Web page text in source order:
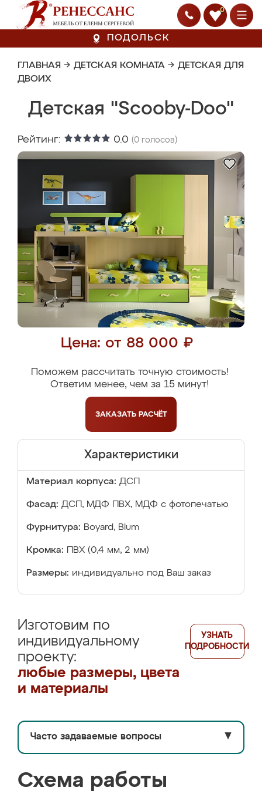
0
ПОДОЛЬСК
ГЛАВНАЯ → ДЕТСКАЯ КОМНАТА → ДЕТСКАЯ ДЛЯ
ДВОИХ
Детская "Scooby-Doo"
Рейтинг: 0.0 (0 голосов)
Цена: от 88 000 ₽
Поможем рассчитать точную стоимость!
Ответим менее, чем за 15 минут!
ЗАКАЗАТЬ РАСЧЁТ
Характеристики
Материал корпуса: ДСП
Фасад: ДСП, МДФ ПВХ, МДФ с фотопечатью
Фурнитура: Boyard, Blum
Кромка: ПВХ (0,4 мм, 2 мм)
Размеры: индивидуально под Ваш заказ
Изготовим по
индивидуальному
проекту:
любые размеры, цвета
и материалы
УЗНАТЬ
ПОДРОБНОСТИ
Часто задаваемые вопросы ▼
Схема работы